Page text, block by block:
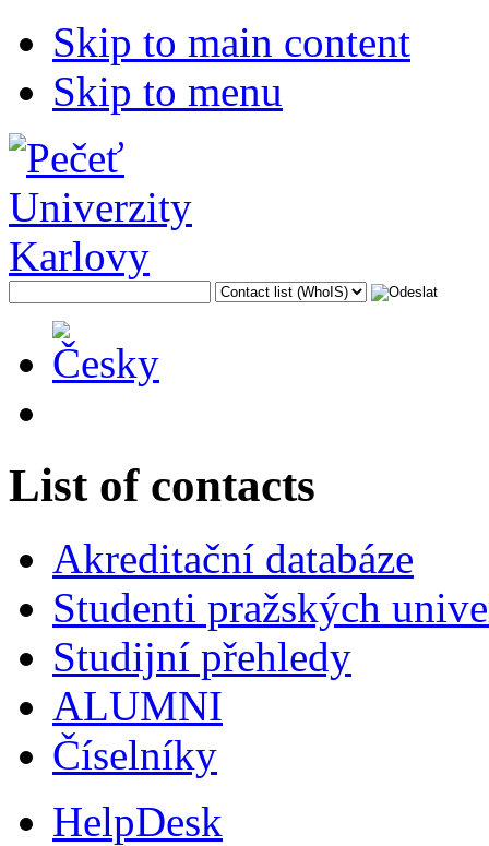
Skip to main content
Skip to menu
List of contacts
Akreditační databáze
Studenti pražských
Studijní přehledy
ALUMNI
Číselníky
HelpDesk